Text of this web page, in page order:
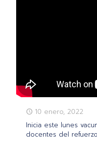
10 enero, 2022
Inicia este lunes
docentes del